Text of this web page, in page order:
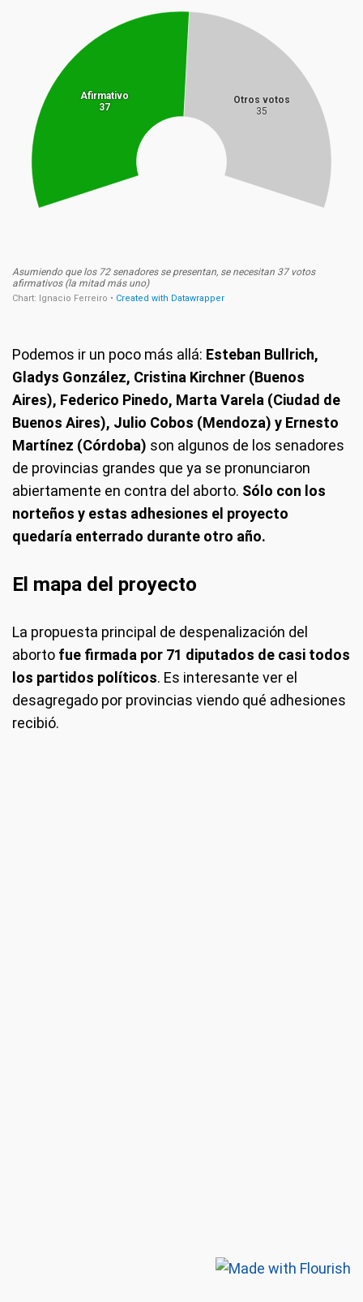
Podemos ir un poco más allá: Esteban Bullrich,
Gladys González, Cristina Kirchner (Buenos
Aires), Federico Pinedo, Marta Varela (Ciudad de
Buenos Aires), Julio Cobos (Mendoza) y Ernesto
Martínez (Córdoba) son algunos de los senadores
de provincias grandes que ya se pronunciaron
abiertamente en contra del aborto. Sólo con los
norteños y estas adhesiones el proyecto
quedaría enterrado durante otro año.
El mapa del proyecto
La propuesta principal de despenalización del
aborto fue firmada por 71 diputados de casi todos
los partidos políticos. Es interesante ver el
desagregado por provincias viendo qué adhesiones
recibió.